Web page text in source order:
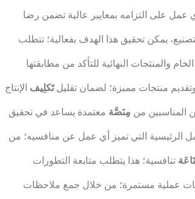
عمل على التزامه بمعايير عالية تضمن رضا
يمكن تحقيق هذا الهدف بفعالية؛ تتطلب
والمنتجات النهائية للتأكد من مطابقتها
منتجات مميزة؛ لضمان تقليلتَكلِيف الإنتاج
المناسبين من مِنَصَّة معتمدة يساعد في تحقيق
الرئيسية التي تميز أي عمل عن منافسيه؛ من
تنافسية؛ هذا يتطلب متابعة التطورات
عملية مستمرة؛ من خلال جمع ملاحظات